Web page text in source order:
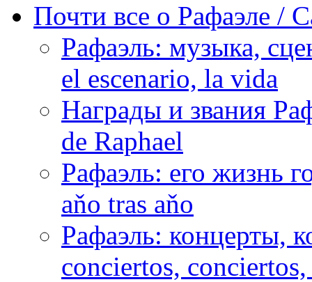
Почти все о Рафаэле /
Рафаэль: музыка,
el escenario, la vida
Награды и звания
de Raphael
Рафаэль: его жизнь
aňo tras aňo
Рафаэль: концерты,
conciertos,